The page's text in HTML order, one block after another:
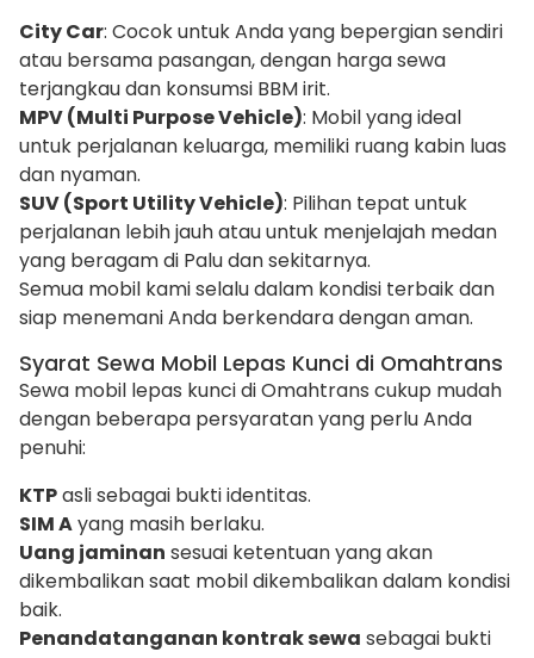
City Car: Cocok untuk Anda yang bepergian sendiri
atau bersama pasangan, dengan harga sewa
terjangkau dan konsumsi BBM irit.
MPV (Multi Purpose Vehicle): Mobil yang ideal
untuk perjalanan keluarga, memiliki ruang kabin luas
dan nyaman.
SUV (Sport Utility Vehicle): Pilihan tepat untuk
perjalanan lebih jauh atau untuk menjelajah medan
yang beragam di Palu dan sekitarnya.
Semua mobil kami selalu dalam kondisi terbaik dan
siap menemani Anda berkendara dengan aman.
Syarat Sewa Mobil Lepas Kunci di Omahtrans
Sewa mobil lepas kunci di Omahtrans cukup mudah
dengan beberapa persyaratan yang perlu Anda
penuhi:
KTPasli sebagai bukti identitas.
SIM Ayang masih berlaku.
Uang jaminan sesuai ketentuan yang akan
dikembalikan saat mobil dikembalikan dalam kondisi
baik.
Penandatanganan kontrak sewa sebagai bukti